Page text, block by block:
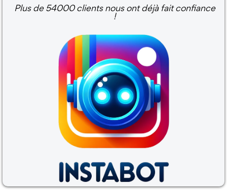
Plus de 54000 clients nous ont déjà fait confiance
!